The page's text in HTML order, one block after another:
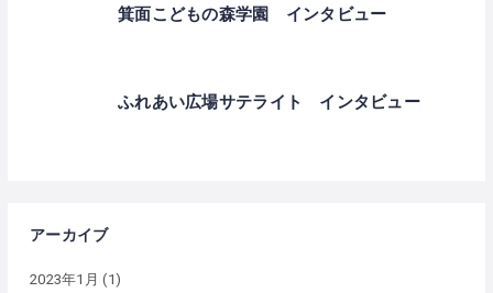
箕面こどもの森学園 インタビュー
ふれあい広場サテライト インタビュー
アーカイブ
2023年1月 (1)